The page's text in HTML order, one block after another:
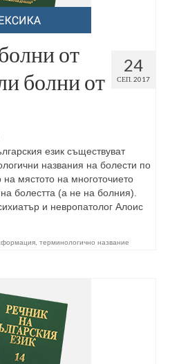
24
СЕП. 2017
от
болни от
език съществуват
названия на болести по
мястото на многоточието
болестта (а не на болния).
и невропатолог Алоис
терминологично название